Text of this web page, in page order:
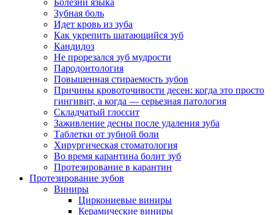
Болезни языка
Зубная боль
Идет кровь из зуба
Как укрепить шатающийся зуб
Кандидоз
Не прорезался зуб мудрости
Пародонтология
Повышенная стираемость зубов
Причины кровоточивости десен: когда это просто
гингивит, а когда — серьезная патология
Складчатый глоссит
Заживление десны после удаления зуба
Таблетки от зубной боли
Хирургическая стоматология
Во время карантина болит зуб
Протезирование в карантин
Протезирование зубов
Виниры
Циркониевые виниры
Керамические виниры